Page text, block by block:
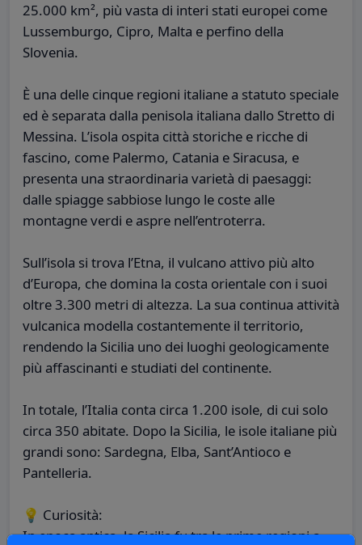
25.000 km², più vasta di interi stati europei come
Lussemburgo, Cipro, Malta e perfino della
Slovenia.
È una delle cinque regioni italiane a statuto speciale
ed è separata dalla penisola italiana dallo Stretto di
Messina. L’isola ospita città storiche e ricche di
fascino, come Palermo, Catania e Siracusa, e
presenta una straordinaria varietà di paesaggi:
dalle spiagge sabbiose lungo le coste alle
montagne verdi e aspre nell’entroterra.
Sull’isola si trova l’Etna, il vulcano attivo più alto
d’Europa, che domina la costa orientale con i suoi
oltre 3.300 metri di altezza. La sua continua attività
vulcanica modella costantemente il territorio,
rendendo la Sicilia uno dei luoghi geologicamente
più affascinanti e studiati del continente.
In totale, l’Italia conta circa 1.200 isole, di cui solo
circa 350 abitate. Dopo la Sicilia, le isole italiane più
grandi sono: Sardegna, Elba, Sant’Antioco e
Pantelleria.
💡 Curiosità:
In epoca antica, la Sicilia fu tra le prime regioni a